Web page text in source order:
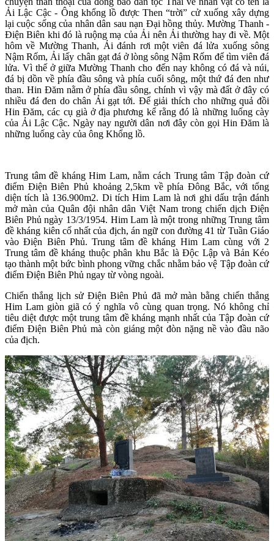
Ải Lậc Cậc ­- Ông khổng lồ được Then “trời” cử xuống xây dựng
lại cuộc sống của nhân dân sau nạn Đại hồng thủy. Mường Thanh -
Điện Biên khi đó là ruộng mạ của Ải nên Ải thường hay đi về. Một
hôm về Mường Thanh, Ải đánh rơi một viên đá lửa xuống sông
Nậm Rốm, Ải lấy chân gạt đá ở lòng sông Nậm Rốm để tìm viên đá
lửa. Vì thế ở giữa Mường Thanh cho đến nay không có đá và núi,
đá bị dồn về phía đầu sông và phía cuối sông, một thứ đá đen như
than. Hin Đăm nằm ở phía đầu sông, chính vì vậy mà đất ở đây có
nhiều đá đen do chân Ải gạt tới. Để giải thích cho những quả đồi
Hin Đăm, các cụ già ở địa phương kể rằng đó là những luống cày
của Ải Lậc Cậc. Ngày nay người dân nơi đây còn gọi Hin Đăm là
những luống cày của ông Khổng lồ.
Trung tâm đề kháng Him Lam, nằm cách Trung tâm Tập đoàn cứ
điểm Điện Biên Phủ khoảng 2,5km về phía Đông Bắc, với tổng
diện tích là 136.900m2. Di tích Him Lam là nơi ghi dấu trận đánh
mở màn của Quân đội nhân dân Việt Nam trong chiến dịch Điện
Biên Phủ ngày 13/3/1954. Him Lam là một trong những Trung tâm
đề kháng kiên cố nhất của địch, án ngữ con đường 41 từ Tuần Giáo
vào Điện Biên Phủ. Trung tâm đề kháng Him Lam cùng với 2
Trung tâm đề kháng thuộc phân khu Bắc là Độc Lập và Bản Kéo
tạo thành một bức bình phong vững chắc nhằm bảo vệ Tập đoàn cứ
điểm Điện Biên Phủ ngay từ vòng ngoài.
Chiến thắng lịch sử Điện Biên Phủ đã mở màn bằng chiến thắng
Him Lam giòn giã có ý nghĩa vô cùng quan trọng. Nó không chỉ
tiêu diệt được một trung tâm đề kháng mạnh nhất của Tập đoàn cứ
điểm Điện Biên Phủ mà còn giáng một đòn nặng nề vào đầu não
của địch.